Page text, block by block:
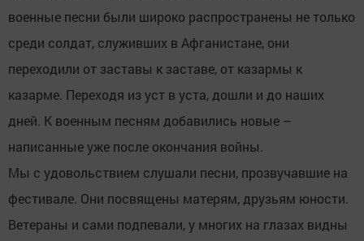
военные песни были широко распространены не только
среди солдат, служивших в Афганистане, они
переходили от заставы к заставе, от казармы к
казарме. Переходя из уст в уста, дошли и до наших
дней. К военным песням добавились новые –
написанные уже после окончания войны.
Мы с удовольствием слушали песни, прозвучавшие на
фестивале. Они посвящены матерям, друзьям юности.
Ветераны и сами подпевали, у многих на глазах видны